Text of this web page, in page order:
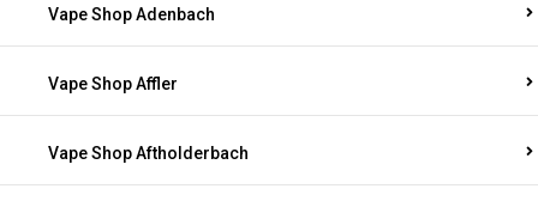
Vape Shop Adenbach
Vape Shop Affler
Vape Shop Aftholderbach